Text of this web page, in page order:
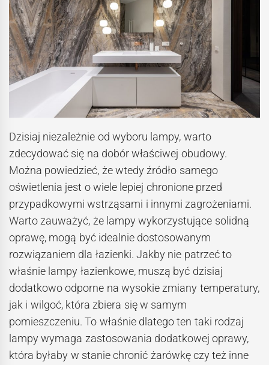
Dzisiaj niezależnie od wyboru lampy, warto
zdecydować się na dobór właściwej obudowy.
Można powiedzieć, że wtedy źródło samego
oświetlenia jest o wiele lepiej chronione przed
przypadkowymi wstrząsami i innymi zagrożeniami.
Warto zauważyć, że lampy wykorzystujące solidną
oprawę, mogą być idealnie dostosowanym
rozwiązaniem dla łazienki. Jakby nie patrzeć to
właśnie lampy łazienkowe, muszą być dzisiaj
dodatkowo odporne na wysokie zmiany temperatury,
jak i wilgoć, która zbiera się w samym
pomieszczeniu. To właśnie dlatego ten taki rodzaj
lampy wymaga zastosowania dodatkowej oprawy,
która byłaby w stanie chronić żarówkę czy też inne